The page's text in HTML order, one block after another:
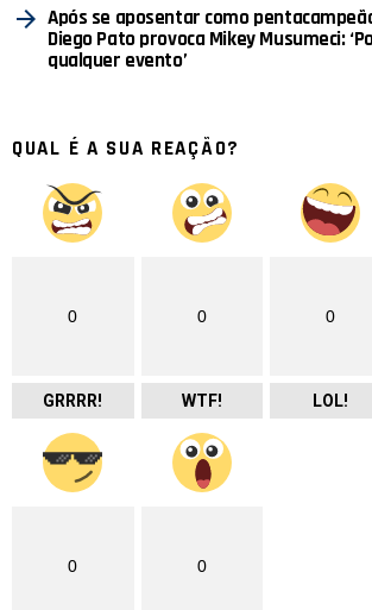
Após se aposentar como
Diego Pato provoca Mikey Musumeci:
qualquer evento’
QUAL É A SUA REAÇÃO?
0
GRRRR!
0
WTF!
0
LOL!
0 0